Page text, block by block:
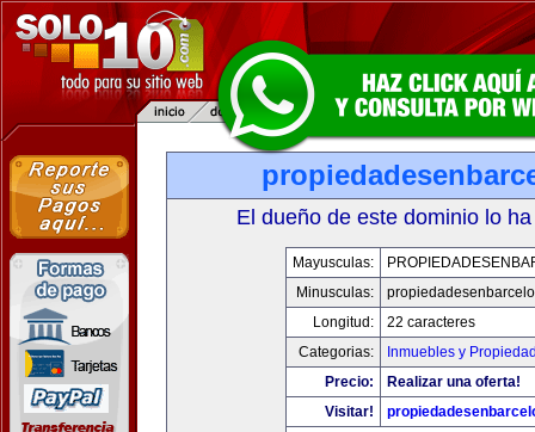
El dueño de este dominio lo
Mayusculas:
Minusculas:
Longitud:
22 caracteres
Categorias:
Inmuebles y
Precio:
Realizar una oferta!
Visitar!